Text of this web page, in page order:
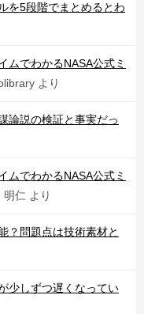
を5段階でまとめるとわ
ムでわかるNASA公式ミ
より
論説の検証と事実だっ
ムでわかるNASA公式ミ
仁 より
？問題点は技術素材と
少しずつ遅くなってい